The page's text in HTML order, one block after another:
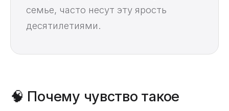
семье, часто несут эту ярость
десятилетиями.
🧠 Почему чувство такое